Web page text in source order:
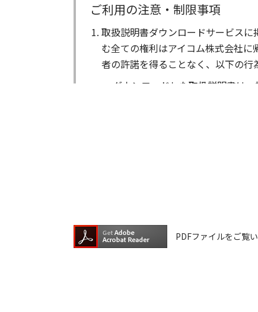
ご利用の注意・制限事項
取扱説明書ダウンロードサービス
む全ての権利はアイコム株式会社
者の許諾を得ることなく、以下の行
ダウンロードした取扱説明書は
ダウンロードした取扱説明書は
ダウンロードした取扱説明書等
掲載の取扱説明書等は、製品発売当
が含まれている場合があります。ご
取扱説明書の内容は、製品の仕様
の機種に同梱されている取扱説明
PDFファイルをご覧